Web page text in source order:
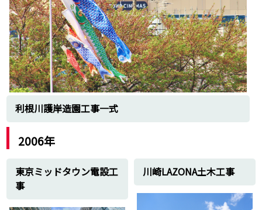
利根川護岸造園工事一式
2006年
東京ミッドタウン電設工
事
川崎LAZONA土木工事